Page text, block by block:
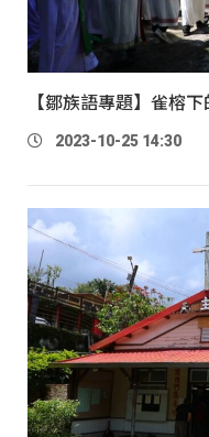
【鄒族語專題】雀榕
2023-10-25 14:30